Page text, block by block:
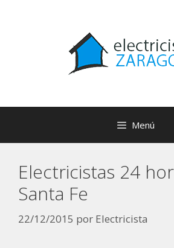
Menú
Electricistas 24
Santa Fe
22/12/2015 por Electricista